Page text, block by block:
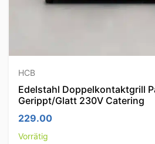
HCB
Edelstahl Doppelkontaktgrill
Gerippt/Glatt 230V Catering
229.00
Vorrätig